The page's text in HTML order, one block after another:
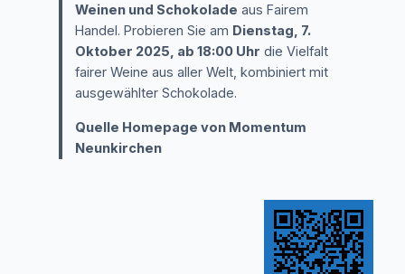
Weinen und Schokolade aus Fairem
Handel. Probieren Sie am Dienstag, 7.
Oktober 2025, ab 18:00 Uhr die Vielfalt
fairer Weine aus aller Welt, kombiniert mit
ausgewählter Schokolade.
Quelle Homepage von Momentum
Neunkirchen